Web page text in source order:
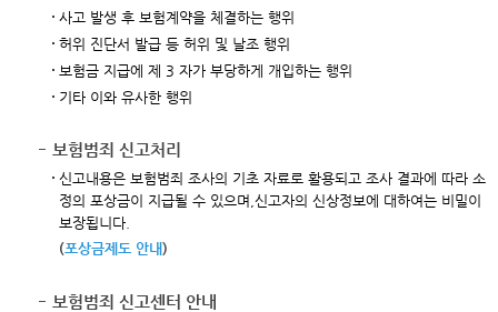
사고 발생 후 보험계약을 체결하는 행위
허위 진단서 발급 등 허위 및 날조 행위
보험금 지급에 제 3 자가 부당하게 개입하는 행위
기타 이와 유사한 행위
보험범죄 신고처리
신고내용은 보험범죄 조사의 기초 자료로 활용되고 조사 결과에 따라 소
정의 포상금이 지급될 수 있으며,신고자의 신상정보에 대하여는 비밀이
보장됩니다.
(포상금제도 안내)
보험범죄 신고센터 안내